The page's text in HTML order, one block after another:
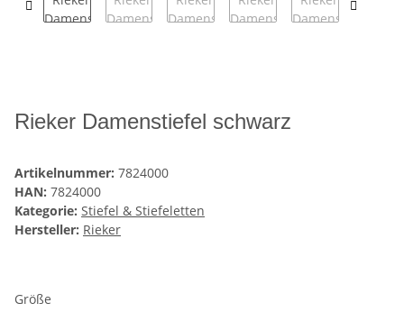
Rieker Damenstiefel schwarz
Artikelnummer: 7824000
HAN: 7824000
Kategorie: Stiefel & Stiefeletten
Hersteller: Rieker
Größe